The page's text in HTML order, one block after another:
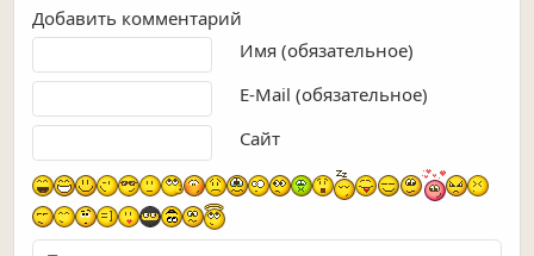
Добавить комментарий
Имя (обязательное)
E-Mail (обязательное)
Сайт